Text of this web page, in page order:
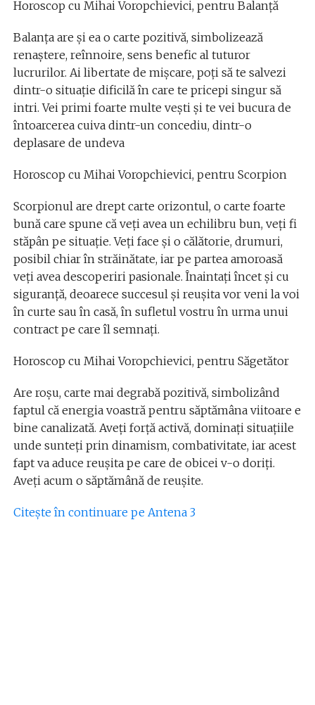
Horoscop cu Mihai Voropchievici, pentru Balanță
Balanţa are şi ea o carte pozitivă, simbolizează
renaștere, reînnoire, sens benefic al tuturor
lucrurilor. Ai libertate de mișcare, poți să te salvezi
dintr-o situație dificilă în care te pricepi singur să
intri. Vei primi foarte multe vești și te vei bucura de
întoarcerea cuiva dintr-un concediu, dintr-o
deplasare de undeva
Horoscop cu Mihai Voropchievici, pentru Scorpion
Scorpionul are drept carte orizontul, o carte foarte
bună care spune că veți avea un echilibru bun, veți fi
stăpân pe situație. Veţi face și o călătorie, drumuri,
posibil chiar în străinătate, iar pe partea amoroasă
veți avea descoperiri pasionale. Înaintați încet şi cu
siguranță, deoarece succesul și reușita vor veni la voi
în curte sau în casă, în sufletul vostru în urma unui
contract pe care îl semnați.
Horoscop cu Mihai Voropchievici, pentru Săgetător
Are roșu, carte mai degrabă pozitivă, simbolizând
faptul că energia voastră pentru săptămâna viitoare e
bine canalizată. Aveți forță activă, dominați situațiile
unde sunteți prin dinamism, combativitate, iar acest
fapt va aduce reușita pe care de obicei v-o doriți.
Aveți acum o săptămână de reușite.
Citește în continuare pe Antena 3